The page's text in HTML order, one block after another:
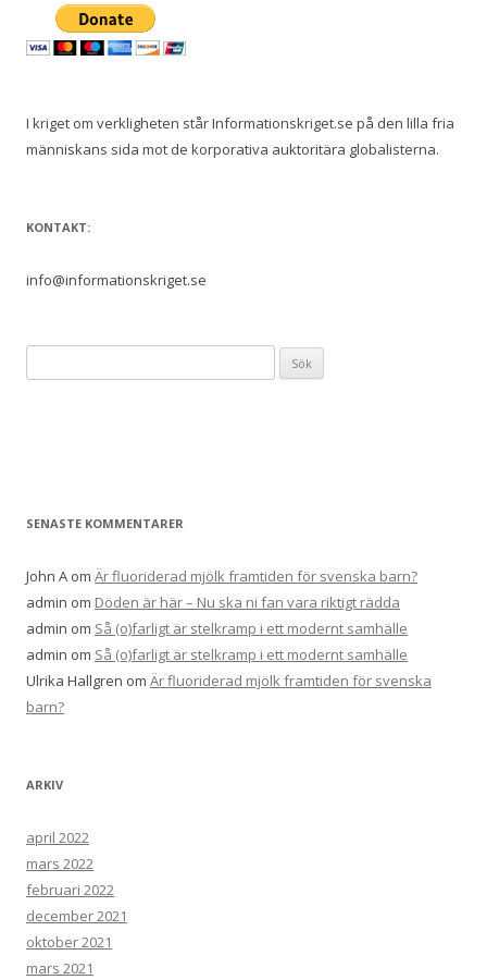
I kriget om verkligheten står Informationskriget.se på den lilla fria
människans sida mot de korporativa auktoritära globalisterna.
KONTAKT:
info@informationskriget.se
efter:
SENASTE KOMMENTARER
John A om Är fluoriderad mjölk framtiden för svenska barn?
admin om Döden är här – Nu ska ni fan vara riktigt rädda
admin om Så (o)farligt är stelkramp i ett modernt samhälle
admin om Så (o)farligt är stelkramp i ett modernt samhälle
Ulrika Hallgren om Är fluoriderad mjölk framtiden för svenska
barn?
ARKIV
april 2022
mars 2022
februari 2022
december 2021
oktober 2021
mars 2021